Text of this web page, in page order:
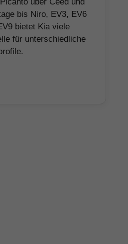
bis Niro, EV3, EV6
bietet Kia viele
für unterschiedliche